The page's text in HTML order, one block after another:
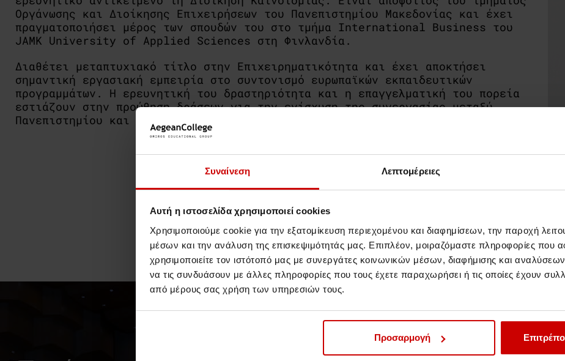
Συναίνεση Λεπτομέρειες
Αυτή η ιστοσελίδα χρησιμοποιεί cookies
Χρησιμοποιούμε cookie για την εξατομίκευση περιεχομένου και διαφημίσεων, την παροχή
μέσων και την ανάλυση της επισκεψιμότητάς μας. Επιπλέον, μοιραζόμαστε πληροφορίες που
χρησιμοποιείτε τον ιστότοπό μας με συνεργάτες κοινωνικών μέσων, διαφήμισης και
να τις συνδυάσουν με άλλες πληροφορίες που τους έχετε παραχωρήσει ή τις οποίες έχουν
από μέρους σας χρήση των υπηρεσιών τους.
Προσαρμογή
Οργάνωσης και Διοίκησης Επιχειρήσεων του Πανεπιστημίου Μακεδονίας και έχει
πραγματοποιήσει μέρος των σπουδών του στο τμήμα International Business του
JAMK University of Applied Sciences στη Φινλανδία.
Διαθέτει μεταπτυχιακό τίτλο στην Επιχειρηματικότητα και έχει αποκτήσει
σημαντική εργασιακή εμπειρία στο συντονισμό ευρωπαϊκών εκπαιδευτικών
προγραμμάτων. Η ερευνητική του δραστηριότητα και η επαγγελματική του πορεία
εστιάζουν στην προώθηση δράσεων για την ενίσχυση της συνεργασίας μεταξύ
Πανεπιστημίου και βιομηχανίας.